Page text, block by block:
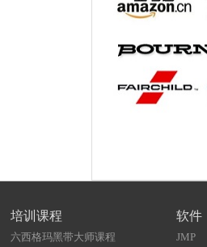
培训课程
六西格玛黑带大师课程
软件
JMP